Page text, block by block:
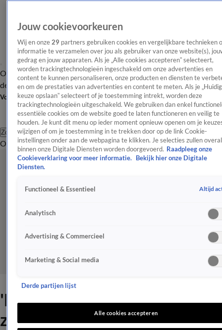
OverzichtAfleveringen Entertainment TV Algemeen
Tip
de redactieNieuwsbrief
Volg Shownieuws
Zoeken
OverzichtEntertainmentSpraakmakendRealityCrimeVideo's
'B&B Vol Liefde-Malgosia te
zien in The Voice of Holland'
Jouw cookievoorkeuren
Wij en onze 29 partners gebruiken cookies en vergelijkbare technieken
informatie te verzamelen over jou als gebruiker van onze website(s),
gedrag en jouw apparaten. Als je „Alle cookies accepteren” selecteert,
worden trackingtechnologieën ingeschakeld om onze advertenties en
content te kunnen personaliseren, onze producten en diensten te
en om de prestaties van advertenties en content te meten. Als je
keuze opslaan” selecteert of je toestemming intrekt, worden deze
trackingtechnologieën uitgeschakeld. We gebruiken dan enkel
essentiële cookies om de website goed te laten functioneren en veilig te
houden. Je kunt dit menu op ieder moment opnieuw openen om je
wijzigen of om je toestemming in te trekken door op de link Cookie-
instellingen onder aan de webpagina te klikken. Je selecties zullen overal
binnen onze Digitale Diensten worden doorgevoerd. Raadpleeg onze
Cookieverklaring voor meer informatie.
Bekijk hier onze Digitale
Diensten.
Functioneel & Essentieel Altijd
Analytisch
Advertising & Commercieel
Marketing & Social media
Derde partijen lijst
Alle cookies accepteren